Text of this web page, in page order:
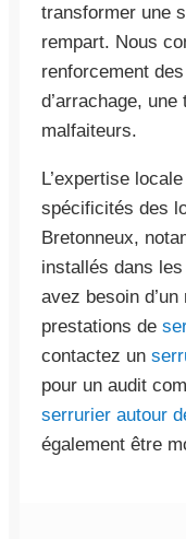
transformer une
rempart. Nous
renforcement
d’arrachage,
malfaiteurs.
L’expertise
spécificités des
Bretonneux,
installés dans
avez besoin
prestations de
contactez un
pour un audit
serrurier autour
également être